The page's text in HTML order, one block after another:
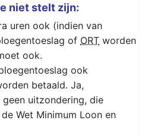
niet stelt zijn:
uren ook (indien van
of ORT worden
ook.
ook
betaald. Ja,
uitzondering, die
Wet Minimum Loon en